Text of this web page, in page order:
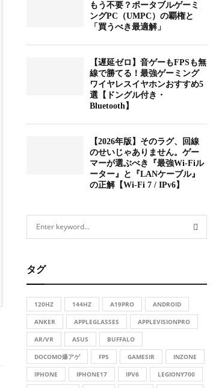
もう不要？ポータブルゲーミ
ングPC（UMPC）の覇権と
「買うべき最適解」
【遅延ゼロ】音ゲーもFPSも無
線で勝てる！最強ゲーミング
ワイヤレスイヤホンおすすめ5
選【ドングル付き・
Bluetooth】
【2026年版】そのラグ、回線
のせいじゃありません。ゲー
マーが選ぶべき『最強Wi-Fiル
ーター』と『LANケーブル』
の正解【Wi-Fi 7 / IPv6】
c
h
f
o
:
C
H
タグ
120HZ 144HZ A19PRO ANDROID
ANKER APPLEGLASSES APPLEVISIONPRO
AR/VR ASUS BUFFALO
DOCOMO爆アゲ FPS GAMESIR INZONE
IPHONE IPHONE17 IPV6 LEGIONY700